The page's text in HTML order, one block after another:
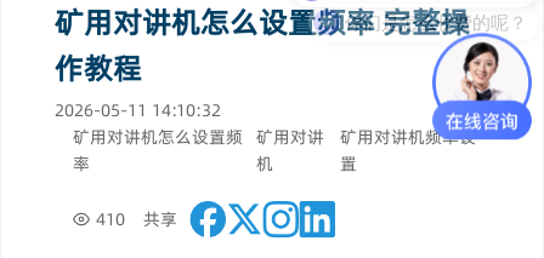
矿用对讲机怎么设置频率 完整操
作教程
2026-05-11 14:10:32
矿用对讲机怎么设置频
率
矿用对讲
机
矿用对讲机频率设
置
410 共享
你们是怎么收费的呢？